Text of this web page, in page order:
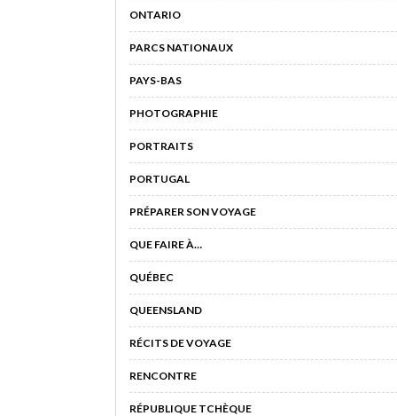
ONTARIO
PARCS NATIONAUX
PAYS-BAS
PHOTOGRAPHIE
PORTRAITS
PORTUGAL
PRÉPARER SON VOYAGE
QUE FAIRE À…
QUÉBEC
QUEENSLAND
RÉCITS DE VOYAGE
RENCONTRE
RÉPUBLIQUE TCHÈQUE